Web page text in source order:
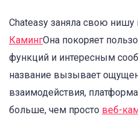
Chateasy заняла свою
КамингОна покоряет
функций и интересным
название вызывает
взаимодействия,
больше, чем просто веб-